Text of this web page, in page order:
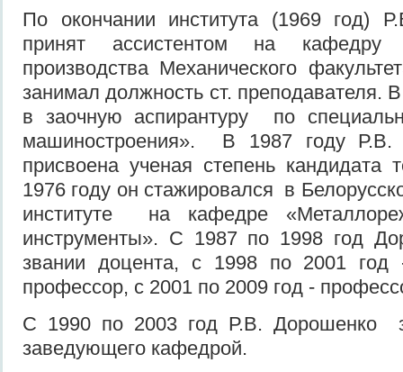
По окончании института (1969 год)
принят ассистентом на кафедру
производства Механического
занимал должность ст. преподавателя.
в заочную аспирантуру по
машиностроения». В 1987 году
присвоена ученая степень кандидата
1976 году он стажировался в
институте на кафедре
инструменты». С 1987 по 1998 год
звании доцента, с 1998 по 2001 год
профессор, с 2001 по 2009 год -
С 1990 по 2003 год Р.В. Дорошенко
заведующего кафедрой.